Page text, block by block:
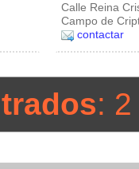
Calle Reina
Campo de
contactar
: